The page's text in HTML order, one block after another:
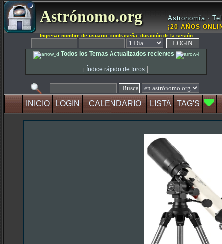
Astrónomo.org Astronomía ·
¡20 AÑOS
Ingresar nombre de usuario, contraseña, duración de la sesión
Todos los Temas Actualizados recientes
| Índice rápido de foros |
INICIO LOGIN CALENDARIO LISTA TAG'S